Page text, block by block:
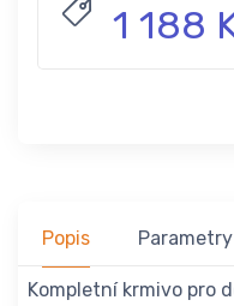
1 188
Popis Parametry
Kompletní krmivo pro